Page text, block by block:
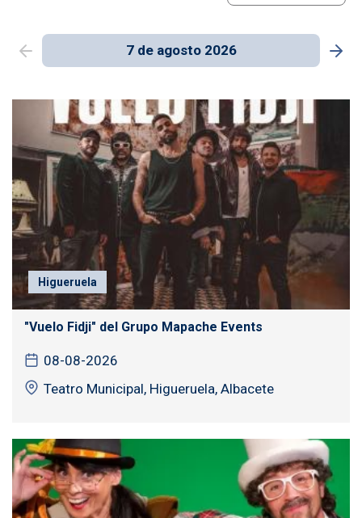
7 de agosto 2026
Higueruela
"Vuelo Fidji" del Grupo Mapache Events
08-08-2026
Teatro Municipal, Higueruela, Albacete